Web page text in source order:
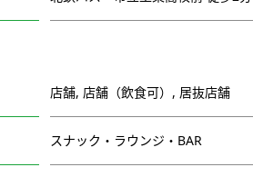
店舗, 店舗（飲食可） , 居抜店舗
スナック・ラウンジ・BAR